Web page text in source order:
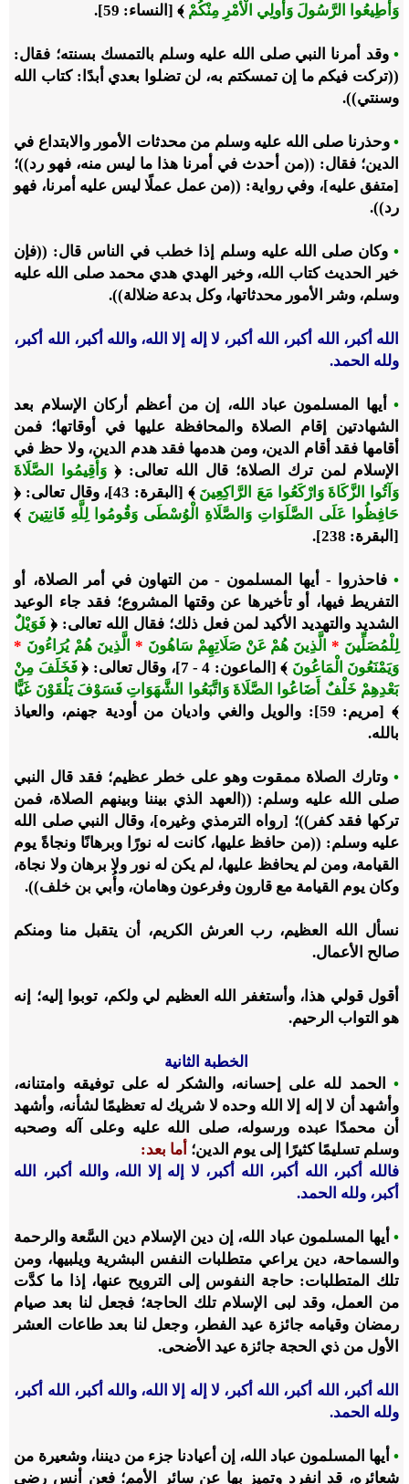
وَأَطِيعُوا الرَّسُولَ وَأُولِي الْأَمْرِ مِنْكُمْ ﴾ [النساء: 59].
• وقد أمرنا النبي صلى الله عليه وسلم بالتمسك بسنته؛ فقال:
((تركت فيكم ما إن تمسكتم به، لن تضلوا بعدي أبدًا: كتاب الله
وسنتي)).
• وحذرنا صلى الله عليه وسلم من محدثات الأمور والابتداع في
الدين؛ فقال: ((من أحدث في أمرنا هذا ما ليس منه، فهو رد))؛
[متفق عليه]، وفي رواية: ((من عمل عملًا ليس عليه أمرنا، فهو
رد)).
• وكان صلى الله عليه وسلم إذا خطب في الناس قال: ((فإن
خير الحديث كتاب الله، وخير الهدي هدي محمد صلى الله عليه
وسلم، وشر الأمور محدثاتها، وكل بدعة ضلالة)).
الله أكبر، الله أكبر، الله أكبر، لا إله إلا الله، والله أكبر، الله أكبر،
ولله الحمد.
• أيها المسلمون عباد الله، إن من أعظم أركان الإسلام بعد
الشهادتين إقام الصلاة والمحافظة عليها في أوقاتها؛ فمن
أقامها فقد أقام الدين، ومن هدمها فقد هدم الدين، ولا حظ في
الإسلام لمن ترك الصلاة؛ قال الله تعالى: ﴿ وَأَقِيمُوا الصَّلَاةَ
وَآتُوا الزَّكَاةَ وَارْكَعُوا مَعَ الرَّاكِعِينَ ﴾ [البقرة: 43]، وقال تعالى: ﴿
حَافِظُوا عَلَى الصَّلَوَاتِ وَالصَّلَاةِ الْوُسْطَى وَقُومُوا لِلَّهِ قَانِتِينَ ﴾
[البقرة: 238].
• فاحذروا - أيها المسلمون - من التهاون في أمر الصلاة، أو
التفريط فيها، أو تأخيرها عن وقتها المشروع؛ فقد جاء الوعيد
الشديد والتهديد الأكيد لمن فعل ذلك؛ فقال الله تعالى: ﴿ فَوَيْلٌ
لِلْمُصَلِّينَ *الَّذِينَ هُمْ عَنْ صَلَاتِهِمْ سَاهُونَ * الَّذِينَ هُمْ يُرَاءُونَ *
وَيَمْنَعُونَ الْمَاعُونَ ﴾ [الماعون: 4 - 7]، وقال تعالى: ﴿
فَخَلَفَ مِنْ
بَعْدِهِمْ خَلْفٌ أَضَاعُوا الصَّلَاةَ وَاتَّبَعُوا الشَّهَوَاتِ فَسَوْفَ يَلْقَوْنَ غَيًّا
﴾ [مريم: 59]: والويل والغي واديان من أودية جهنم، والعياذ
بالله.
• وتارك الصلاة ممقوت وهو على خطر عظيم؛ فقد قال النبي
صلى الله عليه وسلم: ((العهد الذي بيننا وبينهم الصلاة، فمن
تركها فقد كفر))؛ [رواه الترمذي وغيره]، وقال النبي صلى الله
عليه وسلم: ((من حافظ عليها، كانت له نورًا وبرهانًا ونجاةً يوم
القيامة، ومن لم يحافظ عليها، لم يكن له نور ولا برهان ولا نجاة،
وكان يوم القيامة مع قارون وفرعون وهامان، وأُبي بن خلف)).
نسأل الله العظيم، رب العرش الكريم، أن يتقبل منا ومنكم
صالح الأعمال.
أقول قولي هذا، وأستغفر الله العظيم لي ولكم، توبوا إليه؛ إنه
هو التواب الرحيم.
الخطبة الثانية
• الحمد لله على إحسانه، والشكر له على توفيقه وامتنانه،
وأشهد أن لا إله إلا الله وحده لا شريك له تعظيمًا لشأنه، وأشهد
أن محمدًا عبده ورسوله، صلى الله عليه وعلى آله وصحبه
وسلم تسليمًا كثيرًا إلى يوم الدين؛ أما بعد:
فالله أكبر، الله أكبر، الله أكبر، لا إله إلا الله، والله أكبر، الله
أكبر، ولله الحمد.
• أيها المسلمون عباد الله، إن دين الإسلام دين السَّعة والرحمة
والسماحة، دين يراعي متطلبات النفس البشرية ويلبيها، ومن
تلك المتطلبات: حاجة النفوس إلى الترويح عنها، إذا ما كدَّت
من العمل، وقد لبى الإسلام تلك الحاجة؛ فجعل لنا بعد صيام
رمضان وقيامه جائزة عيد الفطر، وجعل لنا بعد طاعات العشر
الأول من ذي الحجة جائزة عيد الأضحى.
الله أكبر، الله أكبر، الله أكبر، لا إله إلا الله، والله أكبر، الله أكبر،
ولله الحمد.
• أيها المسلمون عباد الله، إن أعيادنا جزء من ديننا، وشعيرة من
شعائره، قد انفرد وتميز بها عن سائر الأمم؛ فعن أنس رضي